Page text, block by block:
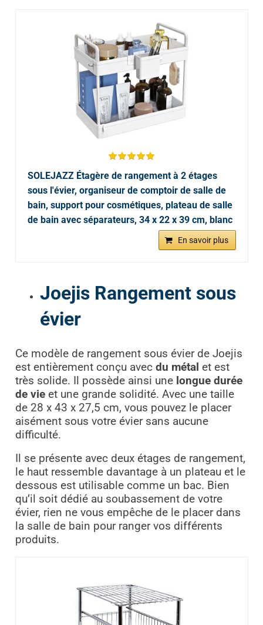
SOLEJAZZ Étagère de rangement à 2 étages
sous l'évier, organiseur de comptoir de salle de
bain, support pour cosmétiques, plateau de salle
de bain avec séparateurs, 34 x 22 x 39 cm, blanc
En savoir plus
Joejis Rangement sous
évier
Ce modèle de rangement sous évier de Joejis
est entièrement conçu avec du métal et est
très solide. Il possède ainsi une longue durée
de vieet une grande solidité. Avec une taille
de 28 x 43 x 27,5 cm, vous pouvez le placer
aisément sous votre évier sans aucune
difficulté.
Il se présente avec deux étages de rangement,
le haut ressemble davantage à un plateau et le
dessous est utilisable comme un bac. Bien
qu’il soit dédié au soubassement de votre
évier, rien ne vous empêche de le placer dans
la salle de bain pour ranger vos différents
produits.